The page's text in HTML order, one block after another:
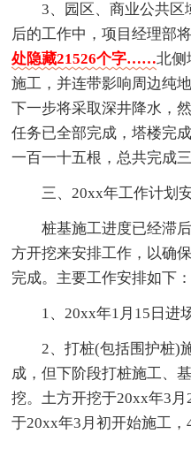
3、园区、商业公共区
后的工作中，项目经理部
处隐藏21526个字……北侧
施工，并连带影响周边纯
下一步将采取深井降水，
任务已全部完成，塔楼完
一百一十五根，总共完成
三、20xx年工作计划
桩基施工进度已经滞
方开挖来安排工作，以确
完成。主要工作安排如下：
1、20xx年1月15日进
2、打桩(包括围护桩)
成，但下阶段打桩施工、
挖。土方开挖于20xx年3
于20xx年3月初开始施工，